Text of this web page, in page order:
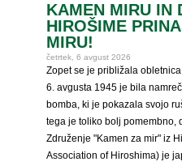
KAMEN MIRU IN
HIROŠIME
MIRU!
četrtek, 6 avgust 2026
Zopet se je približala
6. avgusta 1945 je bila
bomba, ki je pokazala svojo
tega je toliko bolj pomembno,
Združenje "Kamen za mir" iz
Association of Hiroshima) je